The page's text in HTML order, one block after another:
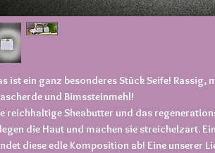
ist ein ganz besonderes Stück Seife! Rassig,
und Bimssteinmehl!
reichhaltige Sheabutter und das
die Haut und machen sie streichelzart.
diese edle Komposition ab! Eine unserer